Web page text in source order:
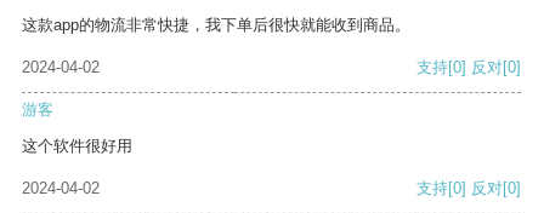
这款app的物流非常快捷，我下单后很快就能收到商品。
2024-04-02 支持[0] 反对[0]
游客
这个软件很好用
2024-04-02 支持[0] 反对[0]